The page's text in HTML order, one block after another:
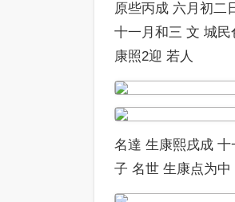
原些丙成 六月初二
十一月和三 文 城
康照2迎 若人
名達 生康熙戌成
子 名世 生康点为